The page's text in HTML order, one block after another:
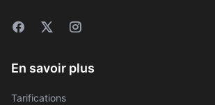
En savoir plus
Tarifications